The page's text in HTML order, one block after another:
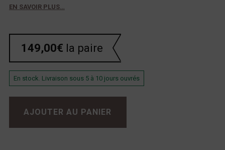
EN SAVOIR PLUS…
149,00€ la paire
En stock. Livraison sous 5 à 10 jours ouvrés
quantité de De Conti Piazza
AJOUTER AU PANIER